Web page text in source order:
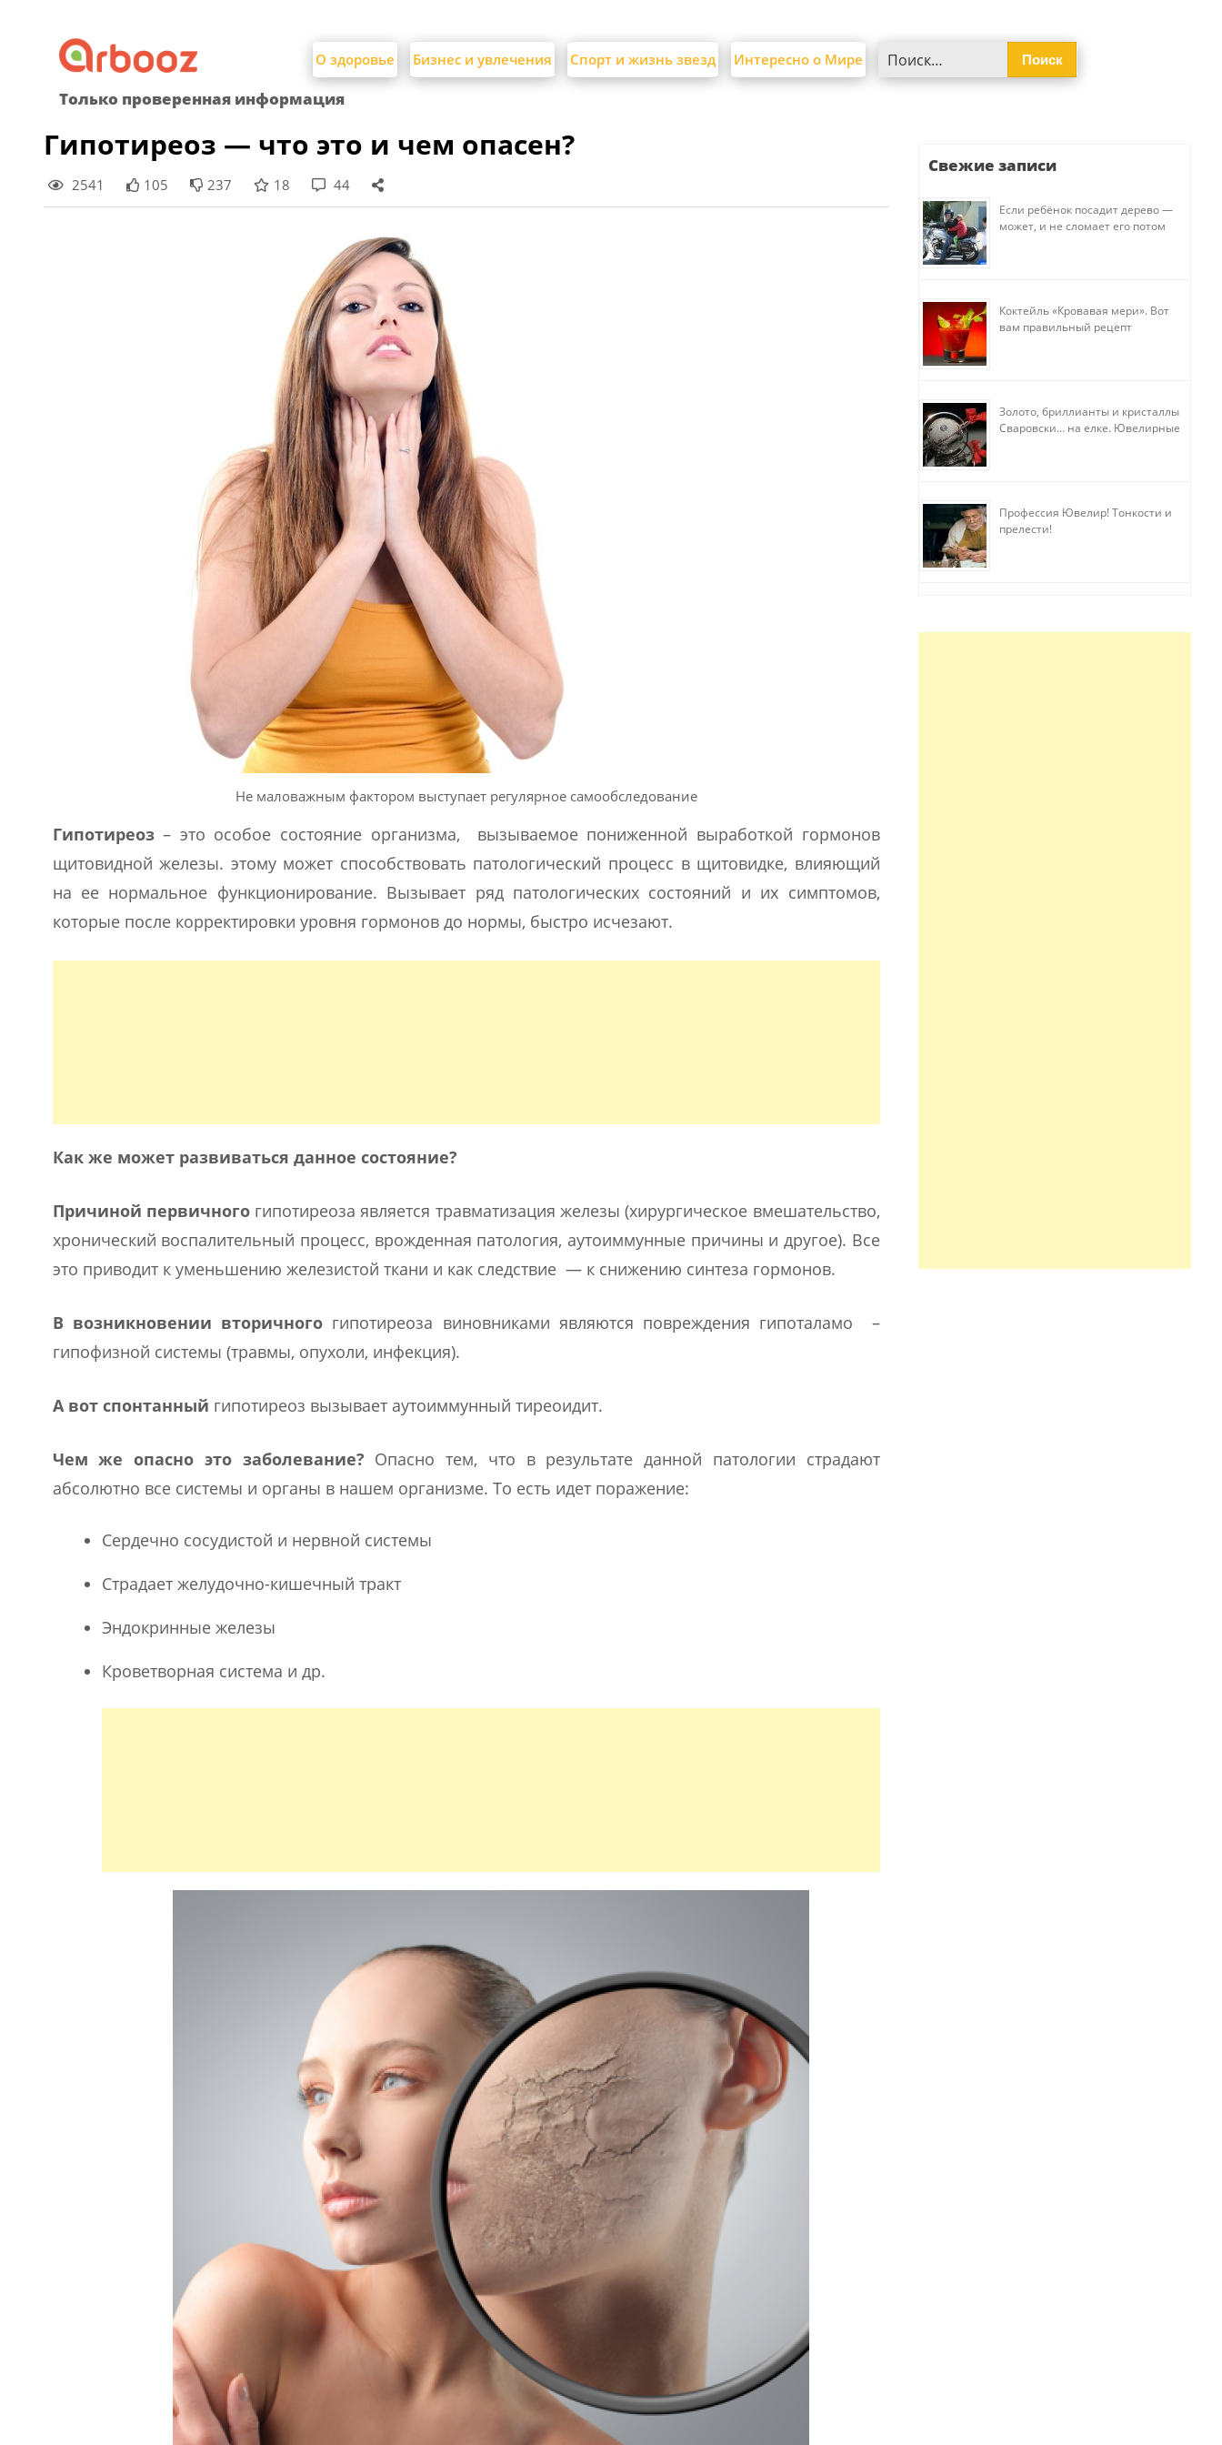
content
О здоровье Бизнес и увлечения Спорт и жизнь звезд Интересно о Мире
Только проверенная информация
Гипотиреоз — что это и чем опасен?
2541 105 237 18 44
Не маловажным фактором выступает регулярное самообследование
Гипотиреоз– это особое состояние организма, вызываемое пониженной выработкой гормонов
щитовидной железы. этому может способствовать патологический процесс в щитовидке, влияющий
на ее нормальное функционирование. Вызывает ряд патологических состояний и их симптомов,
которые после корректировки уровня гормонов до нормы, быстро исчезают.
Как же может развиваться данное состояние?
Причиной первичногогипотиреоза является травматизация железы (хирургическое вмешательство,
хронический воспалительный процесс, врожденная патология, аутоиммунные причины и другое). Все
это приводит к уменьшению железистой ткани и как следствие — к снижению синтеза гормонов.
В возникновении вторичного гипотиреоза виновниками являются повреждения гипоталамо –
гипофизной системы (травмы, опухоли, инфекция).
А вот спонтанный гипотиреоз вызывает аутоиммунный тиреоидит.
Чем же опасно это заболевание? Опасно тем, что в результате данной патологии страдают
абсолютно все системы и органы в нашем организме. То есть идет поражение:
Сердечно сосудистой и нервной системы
Страдает желудочно-кишечный тракт
Эндокринные железы
Кроветворная система и др.
Свежие записи
Если ребёнок посадит дерево —
может, и не сломает его потом
Коктейль «Кровавая мери». Вот
вам правильный рецепт
Золото, бриллианты и кристаллы
Сваровски… на елке. Ювелирные
Профессия Ювелир! Тонкости и
прелести!